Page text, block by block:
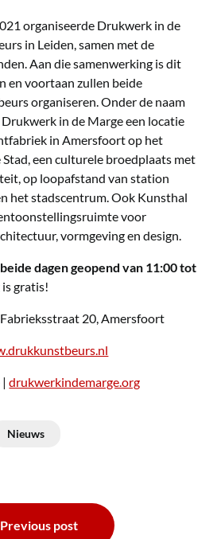
organiseerde Drukwerk in de
in Leiden, samen met de
Aan die samenwerking is dit
en voortaan zullen beide
organiseren. Onder de naam
in de Marge een locatie
in Amersfoort op het
een culturele broedplaats met
op loopafstand van station
het stadscentrum. Ook Kunsthal
voor
vormgeving en design.
beide dagen geopend van 11:00 tot
is gratis!
20, Amersfoort
|drukwerkindemarge.org
Nieuws
Previous post